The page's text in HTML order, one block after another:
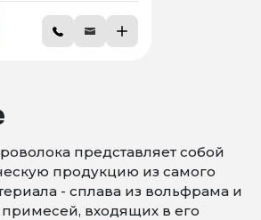
представляет собой
продукцию из самого
- сплава из вольфрама и
входящих в его